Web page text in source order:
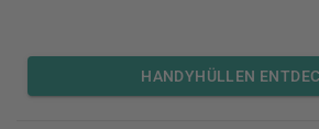
HANDYHÜLLEN